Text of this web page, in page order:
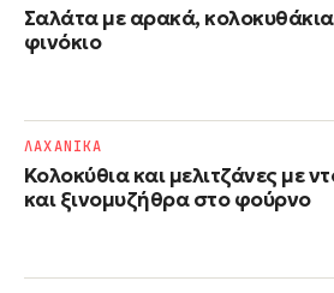
Σαλάτα με αρακά, κολοκυθάκια
φινόκιο
Κολοκύθια και μελιτζάνες με
και ξινομυζήθρα στο φούρνο
ΛΑΧΑΝΙΚΑ